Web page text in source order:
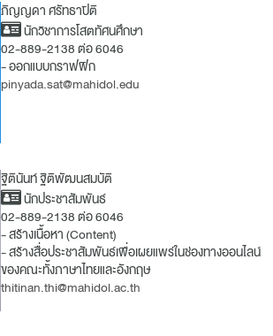
ภิญญดา ศรัทธาปิติ
นักวิชาการโสตทัศนศึกษา
02-889-2138 ต่อ 6046
- ออกแบบกราฟฟิก
pinyada.sat@mahidol.edu
ฐิตินันท์ ฐิติพัฒนสมบัติ
นักประชาสัมพันธ์
02-889-2138 ต่อ 6046
- สร้างเนื้อหา (Content)
- สร้างสื่อประชาสัมพันธ์เพื่อเผยแพร่ในช่องทางออนไลน์
ของคณะทั้งภาษาไทยและอังกฤษ
thitinan.thi@mahidol.ac.th